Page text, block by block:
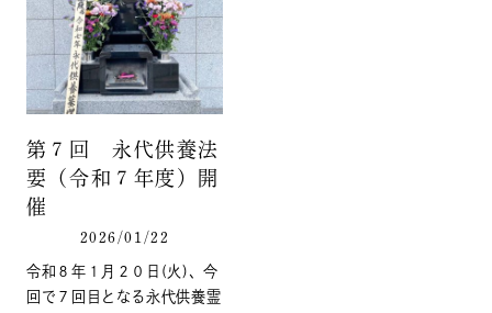
第７回 永代供養法
要（令和７年度）開
催
2026/01/22
令和８年１月２０日(火)、今
回で７回目となる永代供養霊